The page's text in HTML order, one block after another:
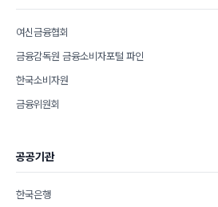
여신금융협회
금융감독원 금융소비자포털 파인
한국소비자원
금융위원회
공공기관
한국은행